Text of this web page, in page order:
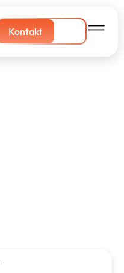
Kontakt